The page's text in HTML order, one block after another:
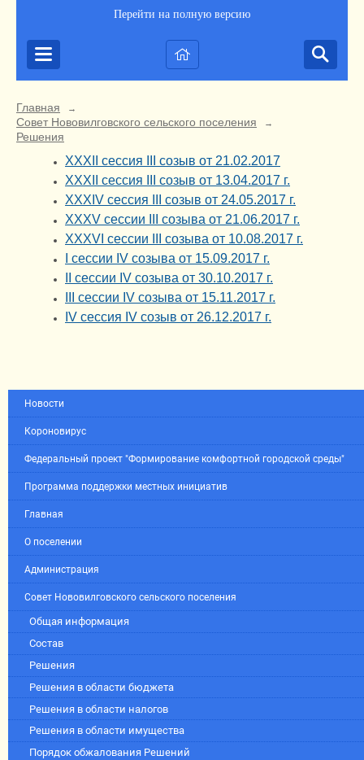
Перейти на полную версию
Главная →
Совет Нововилговского сельского поселения →
Решения
XXXII сессия III созыв от 21.02.2017
XXXII сессия III созыв от 13.04.2017 г.
XXXIV сессия III созыв от 24.05.2017 г.
XXXV сессии III созыва от 21.06.2017 г.
XXXVI сессии III созыва от 10.08.2017 г.
I сессии IV созыва от 15.09.2017 г.
II сессии IV созыва от 30.10.2017 г.
III сессии IV созыва от 15.11.2017 г.
IV сессия IV созыв от 26.12.2017 г.
Новости
Короновирус
Федеральный проект "Формирование комфортной городской среды"
Программа поддержки местных инициатив
Главная
О поселении
Администрация
Совет Нововилговского сельского поселения
Общая информация
Состав
Решения
Решения в области бюджета
Решения в области налогов
Решения в области имущества
Порядок обжалования Решений